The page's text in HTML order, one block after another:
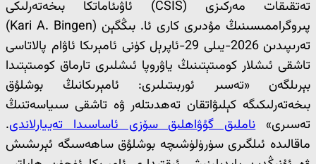
تەتقىقات مەركىزى (CSIS) ئاۋىئ‍اماتكا بىخەتەرلىكى
پىروگراممىسىنىڭ مۇدىرى كارى ئا. بىڭگېن (Kari A. Bingen)
تەرىپىدىن 2026-يىلى 29-ئاپرېل كۈنى ئامېرىكا ئاۋام پالاتاسى
تاشقى ئىشلار كومىتېتىنىڭ ياۋروپا ئىشلىرى تارماق كومىتېتىدا
بېرىلگەن «تەسىر ئوربىتىلىرى: ئامېرىكانىڭ بوشلۇق
بىخەتەرلىكىگە كېلىۋاتقان تەھدىتلەر ۋە تاشقى سىياسەتنىڭ
تەسىرى»ناملىق گۇۋاھلىق سۆزى ئاساسىدا تەييارلاندى.
ماقالىدە ئىلگىرى سۈرۈلۈشىچە بوشلۇق ساھەسىگە ئېرىشىش